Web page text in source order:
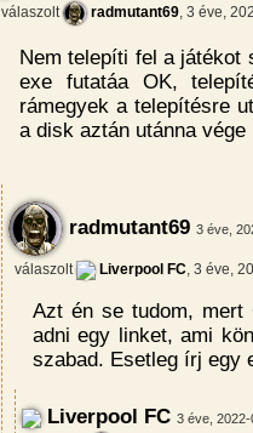
válaszolt radmutant69, 3 éve,
Nem telepíti fel a játékot
exe futatáa OK,
rámegyek a telepítésre
a disk aztán utánna
radmutant69 3 éve,
válaszolt Liverpool FC , 3 éve,
Azt én se tudom, mert
adni egy linket, ami
szabad. Esetleg írj egy
Liverpool FC 3 éve,